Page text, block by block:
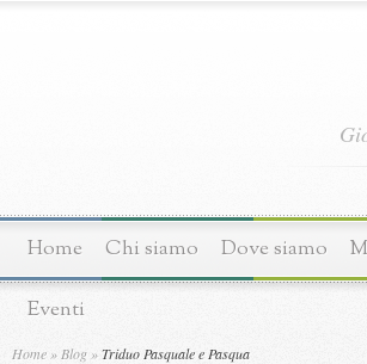
Home Chi siamo Dove siamo
Eventi
Home » Blog »Triduo Pasquale e Pasqua